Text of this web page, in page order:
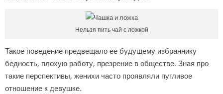
Нельзя пить чай с ложкой
Такое поведение предвещало ее будущему избраннику
бедность, плохую работу, презрение в обществе. Зная про
такие перспективы, женихи часто проявляли пугливое
отношение к девушке.